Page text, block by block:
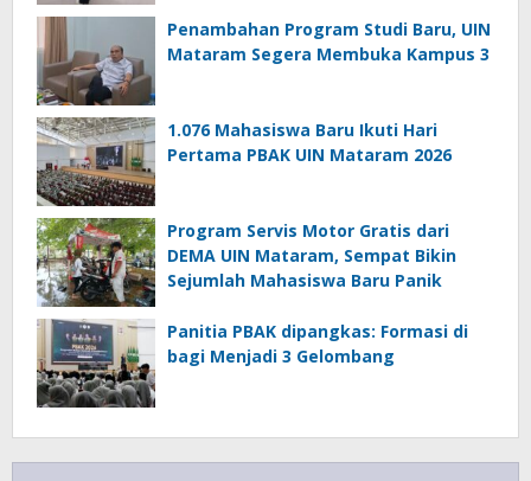
Penambahan Program Studi Baru, UIN
Mataram Segera Membuka Kampus 3
1.076 Mahasiswa Baru Ikuti Hari
Pertama PBAK UIN Mataram 2026
Program Servis Motor Gratis dari
DEMA UIN Mataram, Sempat Bikin
Sejumlah Mahasiswa Baru Panik
Panitia PBAK dipangkas: Formasi di
bagi Menjadi 3 Gelombang